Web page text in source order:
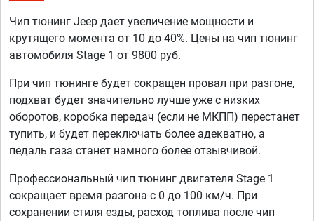
Чип тюнинг Jeep дает увеличение мощности и
крутящего момента от 10 до 40%. Цены на чип тюнинг
автомобиля Stage 1 от 9800 руб.
При чип тюнинге будет сокращен провал при разгоне,
подхват будет значительно лучше уже с низких
оборотов, коробка передач (если не МКПП) перестанет
тупить, и будет переключать более адекватно, а
педаль газа станет намного более отзывчивой.
Профессиональный чип тюнинг двигателя Stage 1
сокращает время разгона с 0 до 100 км/ч. При
сохранении стиля езды, расход топлива после чип